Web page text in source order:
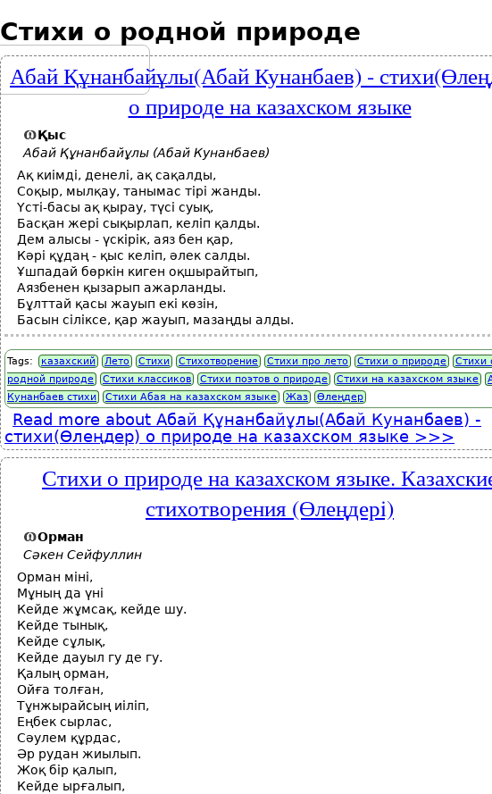
Стихи о родной природе
Абай Құнанбайұлы(Абай Кунанбаев) -
о природе на казахском языке
Қыс
Абай Құнанбайұлы (Абай Кунанбаев)
Ақ киімді, денелі, ақ сақалды,
Соқыр, мылқау, танымас тірі жанды.
Үсті-басы ақ қырау, түсі суық,
Басқан жері сықырлап, келіп қалды.
Дем алысы - үскірік, аяз бен қар,
Кәрі құдаң - қыс келіп, әлек салды.
Ұшпадай бөркін киген оқшырайтып,
Аязбенен қызарып ажарланды.
Бұлттай қасы жауып екі көзін,
Басын сіліксе, қар жауып, мазаңды алды.
Tags: казахский Лето Стихи Стихотворение Стихи про лето Стихи о природе
Стихи
родной природе
Стихи классиков Стихи поэтов о природе Стихи на казахском языке
Кунанбаев стихи
Стихи Абая на казахском языке Жаз Өлеңдер
Read more about Абай Құнанбайұлы(Абай Кунанбаев) -
стихи(Өлеңдер) о природе на казахском языке
Стихи о природе на казахском языке.
стихотворения (Өлеңдерi)
Орман
Сәкен Сейфуллин
Орман міні,
Мұның да үні
Кейде жұмсақ, кейде шу.
Кейде тынық,
Кейде сұлық,
Кейде дауыл гу де гу.
Қалың орман,
Ойға толған,
Тұнжырайсың иіліп,
Еңбек сырлас,
Сәулем құрдас,
Әр рудан жиылып.
Жоқ бір қалып,
Кейде ырғалып,